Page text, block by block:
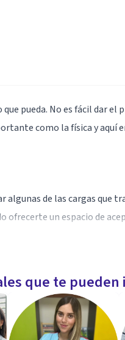
pueda. No es fácil dar el
como la física y aquí
de las cargas que
ofrecerte un espacio de
para ayudar todo lo
todo tipo de procesos.
que te